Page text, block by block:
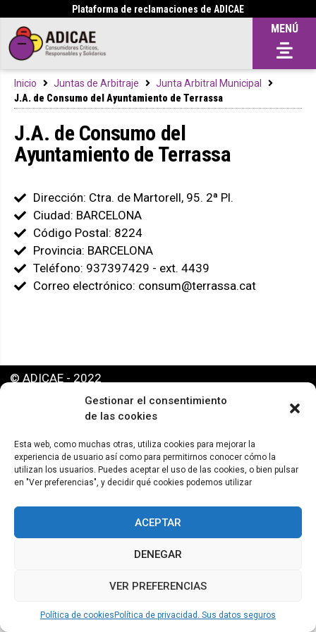
Gestionar el consentimiento
de las cookies
Esta web, como muchas otras, utiliza cookies para mejorar la
experiencia de usuario así como para permitirnos conocer cómo la
utilizan los usuarios. Puedes aceptar el uso de las cookies, o bien pulsar
en "Ver preferencias", y decidir qué cookies podemos utilizar
ACEPTAR
DENEGAR
VER PREFERENCIAS
Política de cookies Política de privacidad. Sus datos seguros
Plataforma de reclamaciones de ADICAE
MENÚ
Inicio Juntas de Arbitraje
Junta Arbitral Municipal
J.A. de Consumo del Ayuntamiento de Terrassa
J.A. de Consumo del
Ayuntamiento de Terrassa
Dirección: Ctra. de Martorell, 95. 2ª Pl.
Ciudad: BARCELONA
Código Postal: 8224
Provincia: BARCELONA
Teléfono: 937397429 - ext. 4439
Correo electrónico: consum@terrassa.cat
© ADICAE - 2022